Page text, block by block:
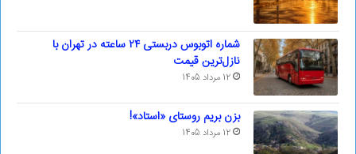
شماره اتوبوس دربستی ۲۴ ساعته در تهران با
نازل‌ترین قیمت
12 مرداد 1405
بزن بریم روستای «استاد»!
12 مرداد 1405